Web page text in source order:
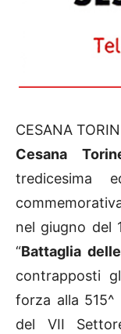
CESANA
Cesana
tredicesima
nel giugno del
“Battaglia
contrapposti
forza alla 515^
del VII